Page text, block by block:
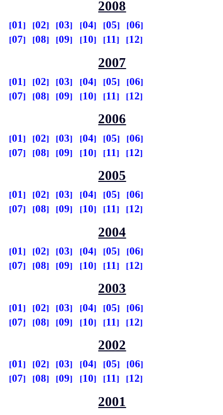
2008
01 02 03 04 05
06
07
08 09 10 11 12
2007
01 02 03 04 05
06
07
08 09 10 11 12
2006
01 02 03 04 05
06
07
08 09 10 11 12
2005
01 02 03 04 05
06
07
08 09 10 11 12
2004
01 02 03 04 05
06
07
08 09 10 11 12
2003
01 02 03 04 05
06
07
08 09 10 11 12
2002
01 02 03 04 05
06
07
08 09 10 11 12
2001